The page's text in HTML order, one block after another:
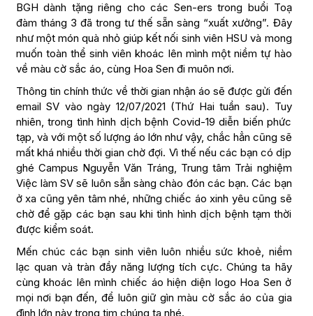
BGH dành tặng riêng cho các Sen-ers trong buổi Toạ
đàm tháng 3 đã trong tư thế sẵn sàng “xuất xưởng”. Đây
như một món quà nhỏ giúp kết nối sinh viên HSU và mong
muốn toàn thể sinh viên khoác lên mình một niềm tự hào
về màu cờ sắc áo, cùng Hoa Sen đi muôn nơi.
Thông tin chính thức về thời gian nhận áo sẽ được gửi đến
email SV vào ngày 12/07/2021 (Thứ Hai tuần sau). Tuy
nhiên, trong tình hình dịch bệnh Covid-19 diễn biến phức
tạp, và với một số lượng áo lớn như vậy, chắc hẳn cũng sẽ
mất khá nhiều thời gian chờ đợi. Vì thế nếu các bạn có dịp
ghé Campus Nguyễn Văn Tráng, Trung tâm Trải nghiệm
Việc làm SV sẽ luôn sẵn sàng chào đón các bạn. Các bạn
ở xa cũng yên tâm nhé, những chiếc áo xinh yêu cũng sẽ
chờ để gặp các bạn sau khi tình hình dịch bệnh tạm thời
được kiểm soát.
Mến chúc các bạn sinh viên luôn nhiều sức khoẻ, niềm
lạc quan và tràn đầy năng lượng tích cực. Chúng ta hãy
cùng khoác lên mình chiếc áo hiện diện logo Hoa Sen ở
mọi nơi bạn đến, để luôn giữ gìn màu cờ sắc áo của gia
đình lớn này trong tim chúng ta nhé.